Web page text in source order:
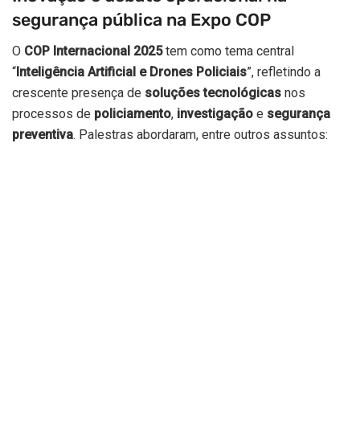
segurança pública na Expo COP
O COP Internacional 2025tem como tema central
“Inteligência Artificial e Drones Policiais”, refletindo a
crescente presença de soluções tecnológicas nos
processos de policiamento, investigação e segurança
preventiva. Palestras abordaram, entre outros assuntos: